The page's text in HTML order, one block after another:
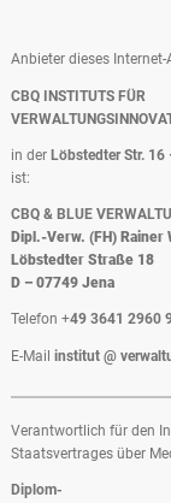
Anbieter dieses
CBQ INSTITUTS FÜR
in der Löbstedter Str. 16
ist:
CBQ & BLUE
Dipl.-Verw. (FH) Rainer
Löbstedter Straße 18
D – 07749 Jena
Telefon +49 3641 2960
E-Mail institut @
Verantwortlich für den
Staatsvertrages über
Diplom-